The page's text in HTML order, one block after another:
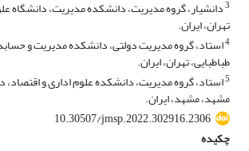
3دانشیار، گروه مدیریت، دانشکده مدیریت، دانشگاه
تهران، ایران.
4استاد، گروه مدیریت دولتی، دانشکده مدیریت و
طباطبایی، تهران، ایران.
5استاد، گروه مدیریت،‌ دانشکده علوم اداری و
مشهد، مشهد، ایران.
10.30507/jmsp.2022.302916.2306
چکیده